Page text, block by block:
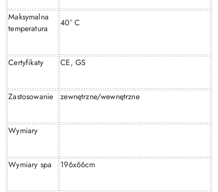
Maksymalna
temperatura
40° C
Certyfikaty CE, GS
Zastosowanie zewnętrzne/wewnętrzne
Wymiary
Wymiary spa 196x66cm